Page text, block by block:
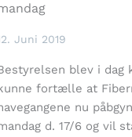
Juni 2019
blev i dag
fortælle at
nu
d. 17/6 og vil